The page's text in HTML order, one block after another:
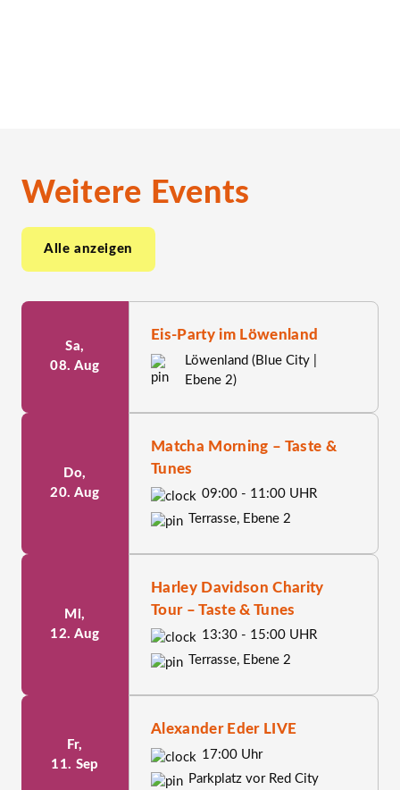
Weitere Events
Alle anzeigen
Sa,
08. Aug
Eis-Party im Löwenland
Löwenland (Blue City |
Ebene 2)
Do,
20. Aug
Matcha Morning – Taste &
Tunes
09:00 - 11:00 UHR
Terrasse, Ebene 2
Mi,
12. Aug
Harley Davidson Charity
Tour – Taste & Tunes
13:30 - 15:00 UHR
Terrasse, Ebene 2
Fr,
11. Sep
Alexander Eder LIVE
17:00 Uhr
Parkplatz vor Red City